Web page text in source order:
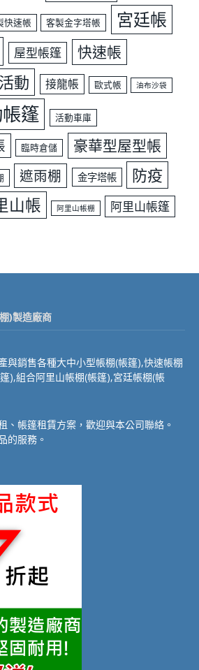
快速帳 客製金字塔帳 宮廷帳
屋型帳篷 快速帳
動 接龍帳 歐式帳 油布沙袋
篷 活動車庫
臨時倉儲 豪華型屋型帳
遮雨棚 金字塔帳 防疫
山帳 阿里山帳棚 阿里山帳篷
)製造廠商
與銷售各種大中小型帳棚(帳篷),快速帳棚
),組合阿里山帳棚(帳篷),宮廷帳棚(帳
、帳篷租賃方案，歡迎與本公司聯絡。
的服務。